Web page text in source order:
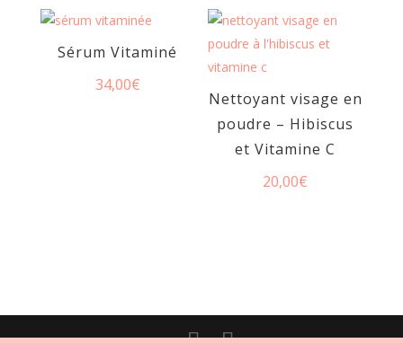
Sérum Vitaminé
34,00€
Nettoyant visage en
poudre – Hibiscus
et Vitamine C
20,00€